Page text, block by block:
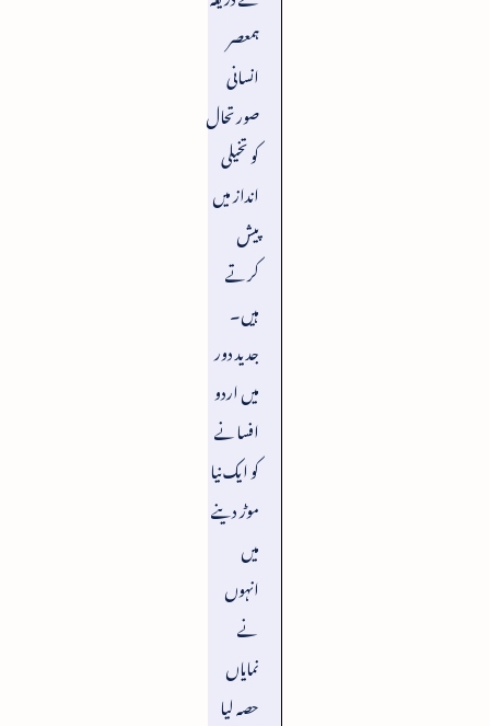
ہمعصر
انسانی
صورتحال
کو تخیلی
انداز میں
پیش
کرتے
ہیں۔
جدید دور
میں اردو
افسانے
کو ایک نیا
موڑ دینے
میں
انہوں
نے
نمایاں
حصہ لیا